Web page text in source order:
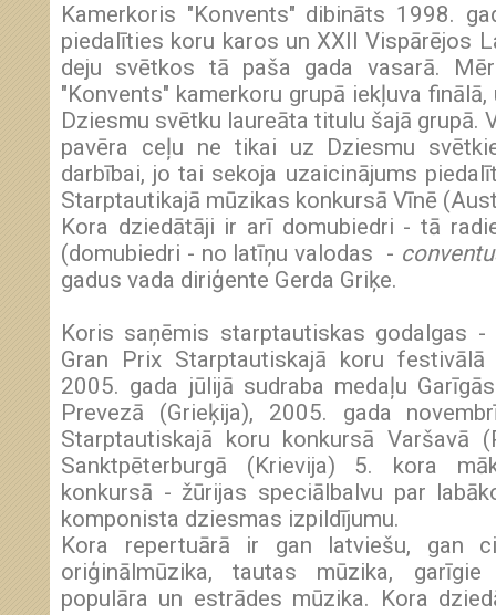
Kamerkoris "Konvents" dibināts 1998.
piedalīties koru karos un XXII Vispārējos
deju svētkos tā paša gada vasarā.
"Konvents" kamerkoru grupā iekļuva
Dziesmu svētku laureāta titulu šajā grupā.
pavēra ceļu ne tikai uz Dziesmu
darbībai, jo tai sekoja uzaicinājums
Starptautikajā mūzikas konkursā Vīnē
Kora dziedātāji ir arī domubiedri - tā
(domubiedri - no latīņu valodas -
gadus vada diriģente Gerda Griķe.
Koris saņēmis starptautiskas godalgas
Gran Prix Starptautiskajā koru festivālā
2005. gada jūlijā sudraba medaļu
Prevezā (Grieķija), 2005. gada
Starptautiskajā koru konkursā Varšavā
Sanktpēterburgā (Krievija) 5. kora
konkursā - žūrijas speciālbalvu par
komponista dziesmas izpildījumu.
Kora repertuārā ir gan latviešu, gan
oriģinālmūzika, tautas mūzika,
populāra un estrādes mūzika. Kora